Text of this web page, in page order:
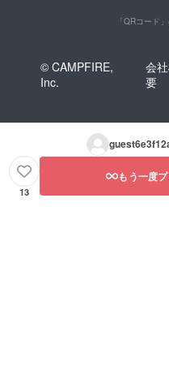
「QRコード
© CAMPFIRE,
Inc.
会
要
13
もう一度